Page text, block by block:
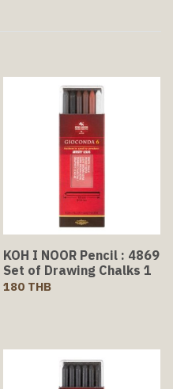
KOH I NOOR Pencil : 4869
Set of Drawing Chalks 1
180 THB